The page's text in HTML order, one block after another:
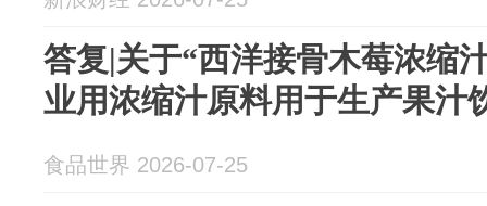
答复|关于“西洋接骨木莓浓缩
业用浓缩汁原料用于生产果汁
食品世界 2026-07-25